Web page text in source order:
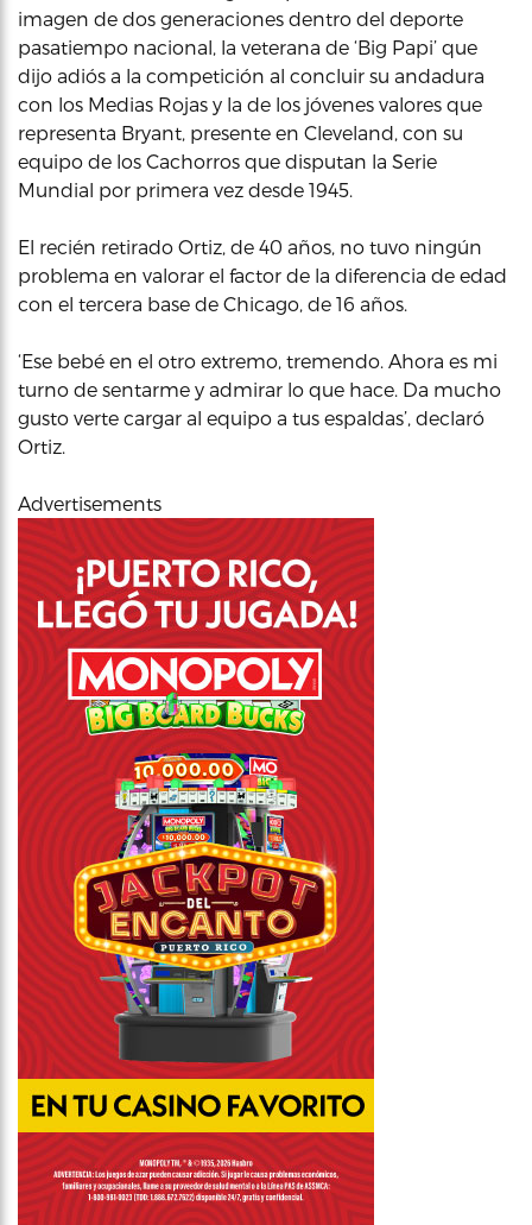
imagen de dos generaciones dentro del deporte
pasatiempo nacional, la veterana de ‘Big Papi’ que
dijo adiós a la competición al concluir su andadura
con los Medias Rojas y la de los jóvenes valores que
representa Bryant, presente en Cleveland, con su
equipo de los Cachorros que disputan la Serie
Mundial por primera vez desde 1945.
El recién retirado Ortiz, de 40 años, no tuvo ningún
problema en valorar el factor de la diferencia de edad
con el tercera base de Chicago, de 16 años.
‘Ese bebé en el otro extremo, tremendo. Ahora es mi
turno de sentarme y admirar lo que hace. Da mucho
gusto verte cargar al equipo a tus espaldas’, declaró
Ortiz.
Advertisements